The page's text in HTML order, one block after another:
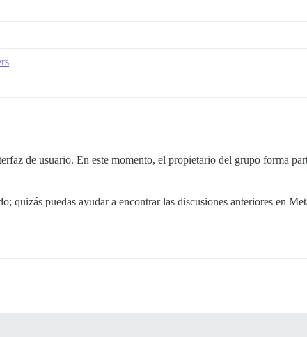
de usuario. En este momento, el propietario del grupo forma
quizás puedas ayudar a encontrar las discusiones anteriores en